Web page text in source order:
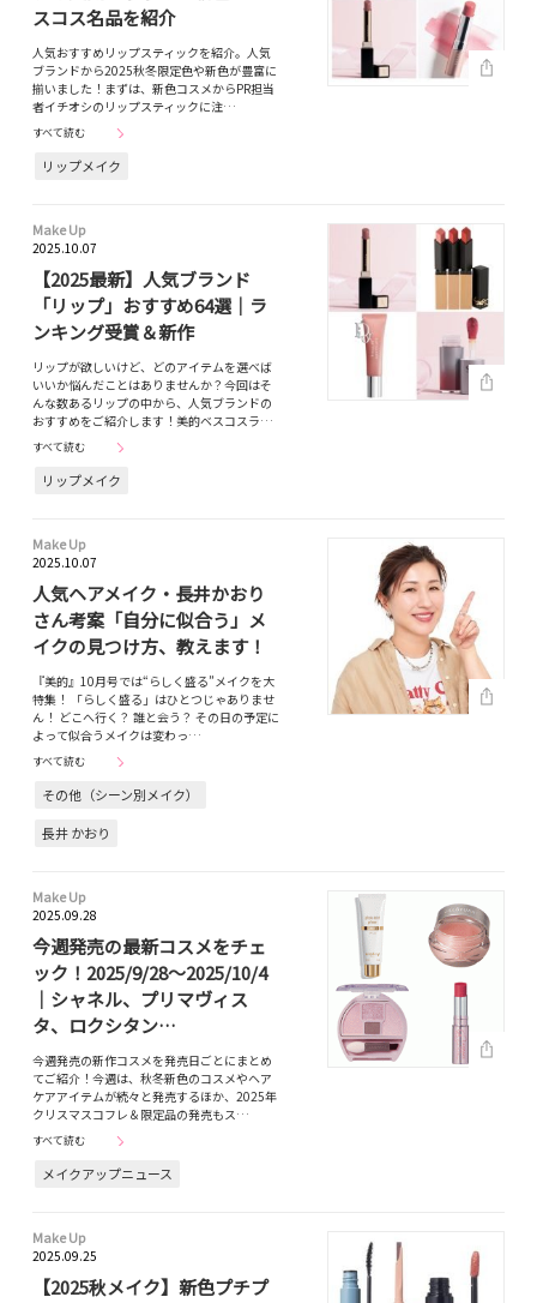
スコス名品を紹介
人気おすすめリップスティックを紹介。人気
ブランドから2025秋冬限定色や新色が豊富に
揃いました！まずは、新色コスメからPR担当
者イチオシのリップスティックに注…
すべて読む
リップメイク
Make Up
2025.10.07
【2025最新】人気ブランド
「リップ」おすすめ64選｜ラ
ンキング受賞＆新作
リップが欲しいけど、どのアイテムを選べば
いいか悩んだことはありませんか？今回はそ
んな数あるリップの中から、人気ブランドの
おすすめをご紹介します！美的ベスコスラ…
すべて読む
リップメイク
Make Up
2025.10.07
人気ヘアメイク・長井かおり
さん考案「自分に似合う」メ
イクの見つけ方、教えます！
『美的』10月号では“らしく盛る”メイクを大
特集！ 「らしく盛る」はひとつじゃありませ
ん！ どこへ行く？ 誰と会う？ その日の予定に
よって似合うメイクは変わっ…
すべて読む
その他（シーン別メイク）
長井 かおり
Make Up
2025.09.28
今週発売の最新コスメをチェ
ック！2025/9/28～2025/10/4
｜シャネル、プリマヴィス
タ、ロクシタン…
今週発売の新作コスメを発売日ごとにまとめ
てご紹介！今週は、秋冬新色のコスメやヘア
ケアアイテムが続々と発売するほか、2025年
クリスマスコフレ＆限定品の発売もス…
すべて読む
メイクアップニュース
Make Up
2025.09.25
【2025秋メイク】新色プチプ